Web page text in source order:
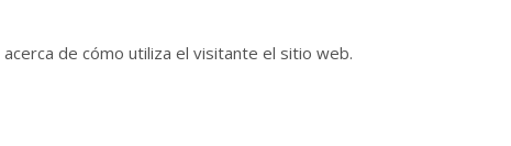
de cómo utiliza el visitante el sitio web.